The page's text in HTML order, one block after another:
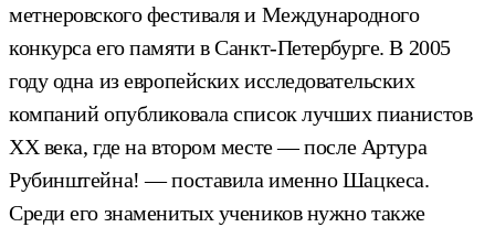
метнеровского фестиваля и Международного
конкурса его памяти в Санкт-Петербурге. В 2005
году одна из европейских исследовательских
компаний опубликовала список лучших пианистов
ХХ века, где на втором месте — после Артура
Рубинштейна! — поставила именно Шацкеса.
Среди его знаменитых учеников нужно также